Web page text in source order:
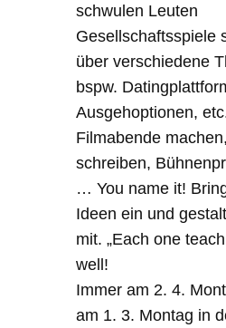
schwulen Leuten
Gesellschaftsspiele
über verschiedene
bspw.
Ausgehoptionen,
Filmabende
schreiben,
… You name it!
Ideen ein und
mit. „Each one
well!
Immer am 2. 4.
am 1. 3. Montag in